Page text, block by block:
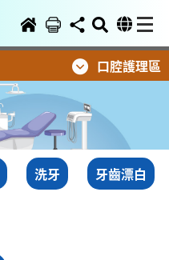
口腔護理區
洗牙 牙齒漂白